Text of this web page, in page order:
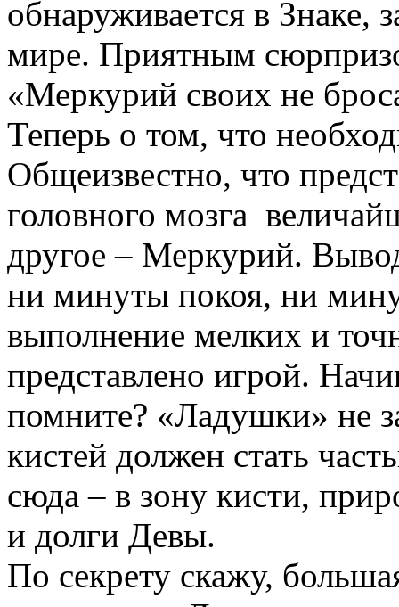
обнаруживается в Знаке,
мире. Приятным
«Меркурий своих не
Теперь о том, что
Общеизвестно, что
головного мозга
другое – Меркурий.
ни минуты покоя, ни
выполнение мелких и
представлено игрой.
помните? «Ладушки» не
кистей должен стать
сюда – в зону кисти,
и долги Девы.
По секрету скажу,